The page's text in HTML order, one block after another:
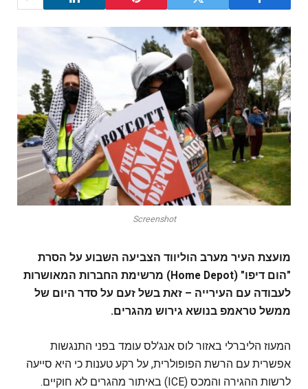
Screenshot
מועצת העיר מערב הוליווד הצביעה השבוע על הסרת
"הום דיפו" (Home Depot) מרשימת החברות המאושרות
לעבודה עם העירייה – זאת בשל זעם על סדר היום של
ממשל טראמפ בנושא גירוש מהגרים.
המעוז הליברלי באזור לוס אנג'לס עומד בפני התנגשות
אפשרית עם הרשת הפופולרית, על רקע טענות כי היא סייעה
לרשות ההגירה והמכס (ICE) באיתור מהגרים לא חוקיים.